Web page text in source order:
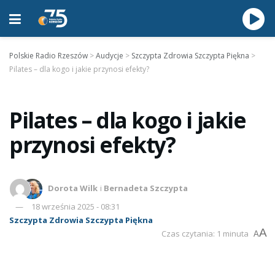
Polskie Radio Rzeszów >Audycje > Szczypta Zdrowia Szczypta Piękna >
Pilates – dla kogo i jakie przynosi efekty?
Pilates – dla kogo i jakie
przynosi efekty?
Dorota Wilk i Bernadeta Szczypta
18 września 2025 - 08:31
Szczypta Zdrowia Szczypta Piękna
Czas czytania: 1 minuta AA